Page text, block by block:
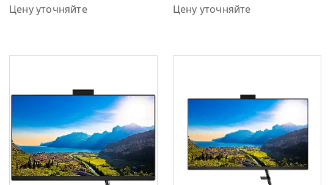
Цену уточняйте
+7 (778) 848-44-33 Цену уточняйте
+7 (778) 848-44-33